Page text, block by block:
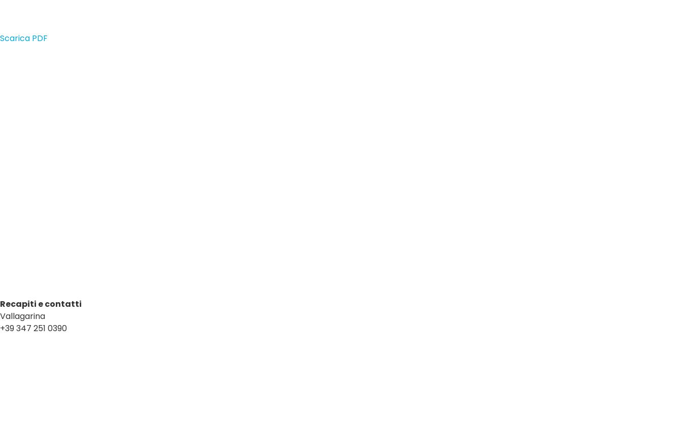
Scarica PDF
Recapiti e contatti
Vallagarina
+39 347 251 0390